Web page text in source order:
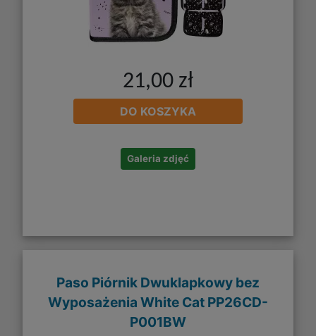
21,00 zł
DO KOSZYKA
Galeria zdjęć
Paso Piórnik Dwuklapkowy bez
Wyposażenia White Cat PP26CD-
P001BW